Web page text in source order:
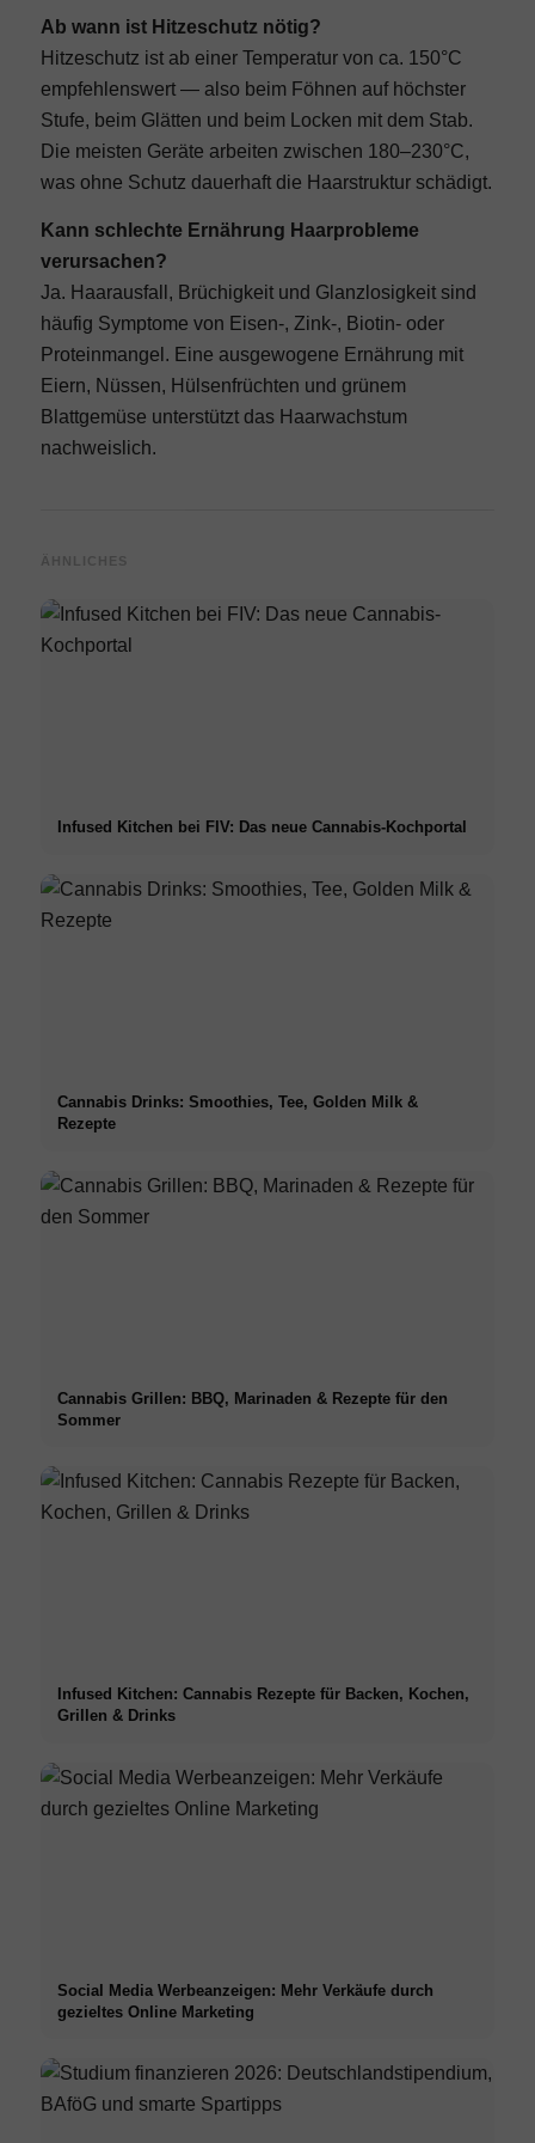
Ab wann ist Hitzeschutz nötig?
Hitzeschutz ist ab einer Temperatur von ca. 150°C
empfehlenswert — also beim Föhnen auf höchster
Stufe, beim Glätten und beim Locken mit dem Stab.
Die meisten Geräte arbeiten zwischen 180–230°C,
was ohne Schutz dauerhaft die Haarstruktur schädigt.
Kann schlechte Ernährung Haarprobleme
verursachen?
Ja. Haarausfall, Brüchigkeit und Glanzlosigkeit sind
häufig Symptome von Eisen-, Zink-, Biotin- oder
Proteinmangel. Eine ausgewogene Ernährung mit
Eiern, Nüssen, Hülsenfrüchten und grünem
Blattgemüse unterstützt das Haarwachstum
nachweislich.
ÄHNLICHES
Infused Kitchen bei FIV: Das neue Cannabis-Kochportal
Cannabis Drinks: Smoothies, Tee, Golden Milk &
Rezepte
Cannabis Grillen: BBQ, Marinaden & Rezepte für den
Sommer
Infused Kitchen: Cannabis Rezepte für Backen, Kochen,
Grillen & Drinks
Social Media Werbeanzeigen: Mehr Verkäufe durch
gezieltes Online Marketing